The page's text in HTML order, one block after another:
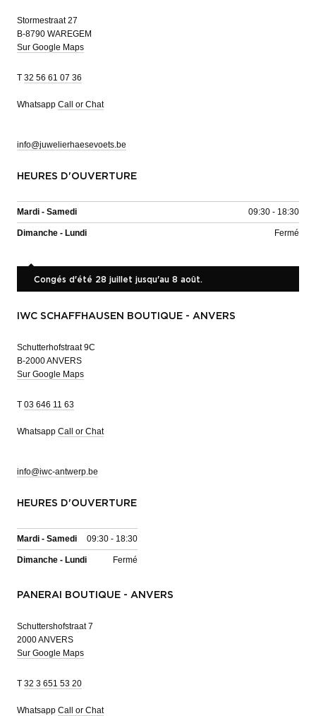
Stormestraat 27
B-8790 WAREGEM
Sur Google Maps
T 32 56 61 07 36
Whatsapp Call or Chat
info@juwelierhaesevoets.be
HEURES D'OUVERTURE
Mardi - Samedi 09:30 - 18:30
Dimanche - Lundi Fermé
Congés d'été 28 juillet jusqu'au 8 août.
IWC SCHAFFHAUSEN BOUTIQUE - ANVERS
Schutterhofstraat 9C
B-2000 ANVERS
Sur Google Maps
T 03 646 11 63
Whatsapp Call or Chat
info@iwc-antwerp.be
HEURES D'OUVERTURE
Mardi - Samedi 09:30 - 18:30
Dimanche - Lundi Fermé
PANERAI BOUTIQUE - ANVERS
Schuttershofstraat 7
2000 ANVERS
Sur Google Maps
T 32 3 651 53 20
Whatsapp Call or Chat